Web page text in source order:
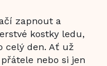
zapnout a
kostky ledu,
celý den. Ať už
nebo si jen